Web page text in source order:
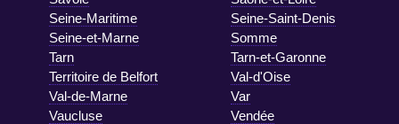
Seine-Maritime
Seine-Saint-Denis
Seine-et-Marne
Somme
Tarn
Tarn-et-Garonne
Territoire de Belfort
Val-d'Oise
Val-de-Marne
Var
Vaucluse
Vendée